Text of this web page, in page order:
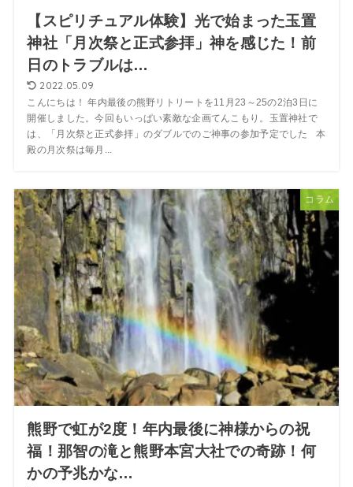
【スピリチュアル体験】光で始まった玉置
神社「月次祭と正式参拝」神を感じた！前
日のトラブルは…
2022.05.09
こんにちは！ 年内最後の熊野リトリートを11月23～25の2泊3日に
開催しました。今回もいっぱい素敵な企画てんこもり。玉置神社で
は、「月次祭と正式参拝」のダブルでのご神事の参加予定でした 本
殿の月次祭は毎月...
コラム
熊野で虹が2度！年内最後に神様からの祝
福！那智の滝と熊野本宮大社での奇跡！何
かの予兆かな…